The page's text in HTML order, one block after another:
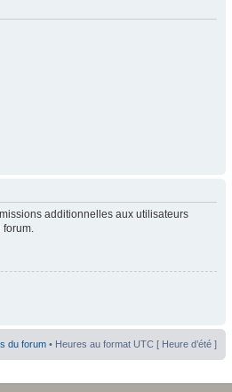
additionnelles aux utilisateurs
forum.
du forum • Heures au format UTC [ Heure d’été ]